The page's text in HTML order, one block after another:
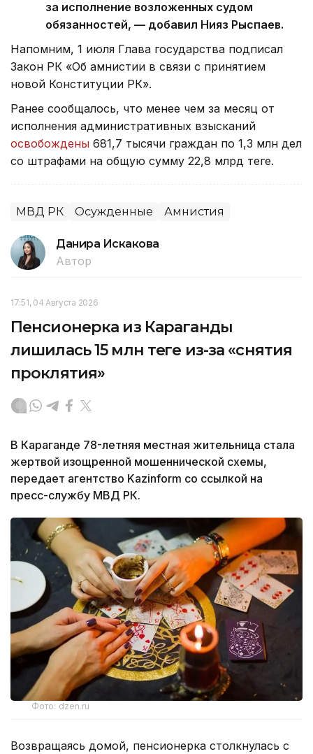
за исполнение возложенных судом
обязанностей, — добавил Нияз Рыспаев.
Напомним, 1 июля Глава государства подписал
Закон РК «Об амнистии в связи с принятием
новой Конституции РК».
Ранее сообщалось, что менее чем за месяц от
исполнения административных взысканий
освобождены 681,7 тысячи граждан по 1,3 млн дел
со штрафами на общую сумму 22,8 млрд теңге.
МВД РК Осужденные Амнистия
Данира Искакова
Автор
17:51, 04 Августа 2026
Пенсионерка из Караганды
лишилась 15 млн теңге из-за «снятия
проклятия»
В Караганде 78-летняя местная жительница стала
жертвой изощренной мошеннической схемы,
передает агентство Kazinform со ссылкой на
пресс-службу МВД РК.
Фото: dzen.ru
Возвращаясь домой, пенсионерка столкнулась с